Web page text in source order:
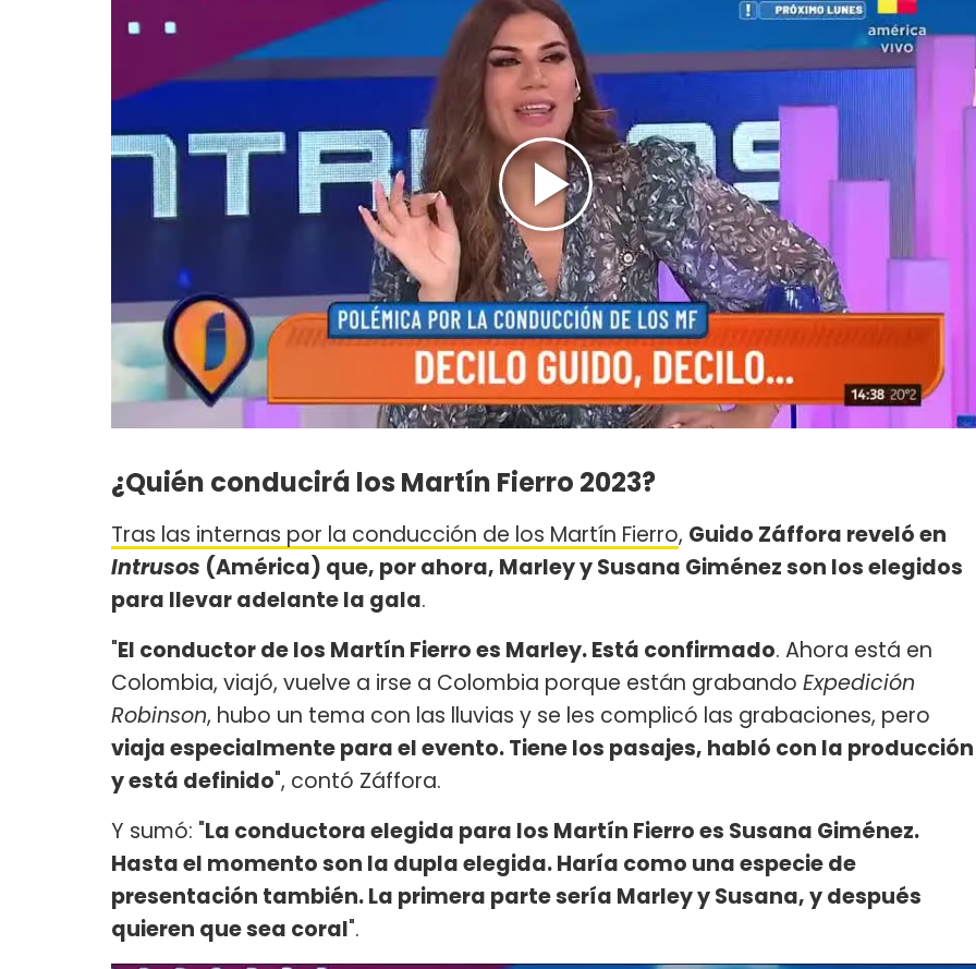
¿Quién conducirá los Martín Fierro 2023?
Tras las internas por la conducción de los Martín Fierro, Guido Záffora reveló en
Intrusos (América) que, por ahora, Marley y Susana Giménez son los elegidos
para llevar adelante la gala.
"El conductor de los Martín Fierro es Marley. Está confirmado. Ahora está en
Colombia, viajó, vuelve a irse a Colombia porque están grabando Expedición
Robinson, hubo un tema con las lluvias y se les complicó las grabaciones, pero
viaja especialmente para el evento. Tiene los pasajes, habló con la producción
y está definido", contó Záffora.
Y sumó: "La conductora elegida para los Martín Fierro es Susana Giménez.
Hasta el momento son la dupla elegida. Haría como una especie de
presentación también. La primera parte sería Marley y Susana, y después
quieren que sea coral".